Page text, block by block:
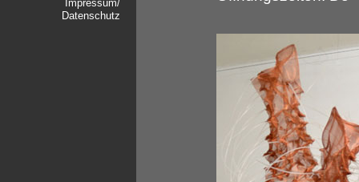
Impressum/
Datenschutz